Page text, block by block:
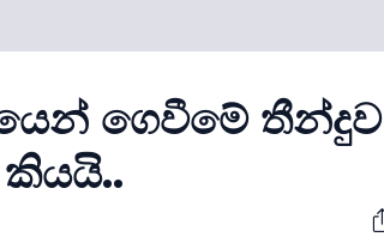
ගෙවීමේ තීන්දුව